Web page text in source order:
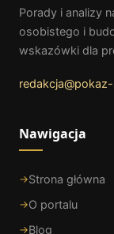
Porady i analizy
osobistego i
wskazówki dla
Nawigacja
Strona główna
O portalu
Blog